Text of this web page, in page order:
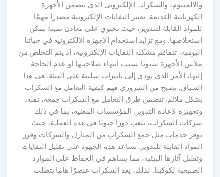
والألمنيوم، والسكراب الإلكتروني الذي يتضمن الأجهزة
الكهربائية القديمة. تعتبر النفايات الإلكترونية مصدرًا مهمًا
للمواد القابلة للتدوير، حيث تحتوي على معادن ثمينة يمكن
استخلاصها. ومع تزايد استخدام الأجهزة الإلكترونية في حياتنا
اليومية، تتفاقم مشكلة النفايات الإلكترونية، إذ يتم التخلص من
ملايين الأجهزة سنويًا بسبب انتهاء صلاحيتها أو عدم الحاجة
إليها، الأمر الذي يؤدي إلى تأثيرات سلبية على البيئة. في هذا
السياق، يصبح من الضروري فهم كيفية التعامل مع السكراب
بشكل ملائم. تتضمن طرق التعامل مع السكراب جمعه، نقله،
وتجهيزه لإعادة التدوير. المؤسسات المعنية، بما في ذلك
شركات السكراب، تلعب دورًا حيويًا في هذه العملية، حيث
توفر خدمات مثل جمع السكراب من المنازل والشركات وفرز
المواد القابلة للتدوير. تساعد هذه الجهود على تقليل النفايات
وتقليل آثارها البيئية، مما يساهم في الحفاظ على الموارد
الطبيعية لكوكبنا. لذلك، يعد السكراب عنصرًا هامًا يتطلب